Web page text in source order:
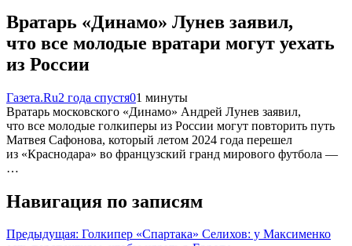
Вратарь «Динамо» Лунев заявил,
что все молодые вратари могут уехать
из России
Газета.Ru2 года спустя01 минуты
Вратарь московского «Динамо» Андрей Лунев заявил,
что все молодые голкиперы из России могут повторить путь
Матвея Сафонова, который летом 2024 года перешел
из «Краснодара» во французский гранд мирового футбола —
…
Навигация по записям
Предыдущая: Голкипер «Спартака» Селихов: у Максименко